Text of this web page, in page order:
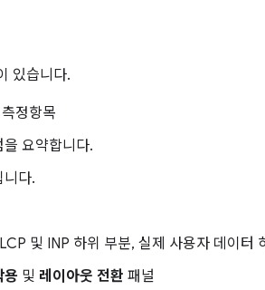
있습니다.
정항목
요약합니다.
니다.
및 INP 하위 부분, 실제 사용자 데이터
용 및 레이아웃 전환 패널